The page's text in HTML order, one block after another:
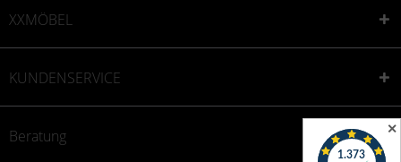
✕
XXMÖBEL
KUNDENSERVICE
Beratung